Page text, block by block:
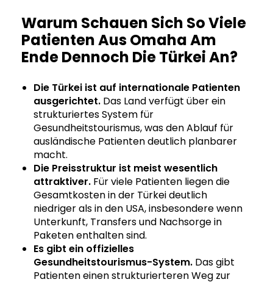
Warum Schauen Sich So Viele
Patienten Aus Omaha Am
Ende Dennoch Die Türkei An?
Die Türkei ist auf internationale Patienten
ausgerichtet. Das Land verfügt über ein
strukturiertes System für
Gesundheitstourismus, was den Ablauf für
ausländische Patienten deutlich planbarer
macht.
Die Preisstruktur ist meist wesentlich
attraktiver. Für viele Patienten liegen die
Gesamtkosten in der Türkei deutlich
niedriger als in den USA, insbesondere wenn
Unterkunft, Transfers und Nachsorge in
Paketen enthalten sind.
Es gibt ein offizielles
Gesundheitstourismus-System. Das gibt
Patienten einen strukturierteren Weg zur